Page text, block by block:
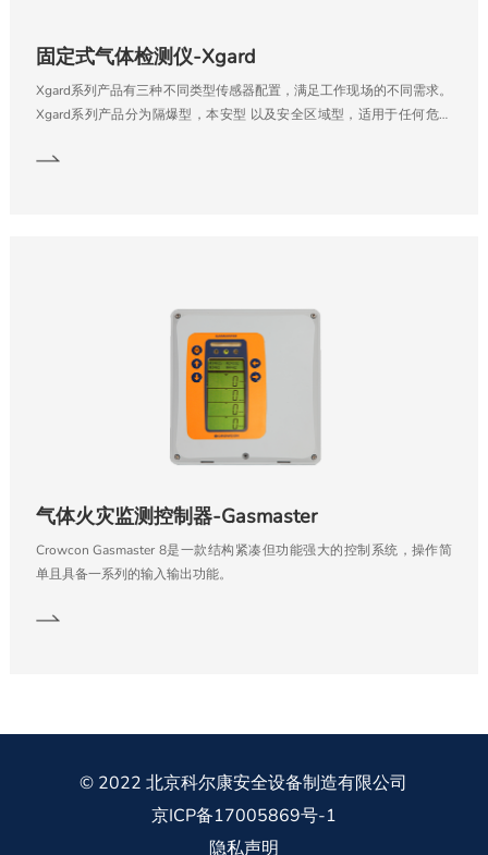
固定式气体检测仪-Xgard
Xgard系列产品有三种不同类型传感器配置，满足工作现场的不同需求。
Xgard系列产品分为隔爆型，本安型 以及安全区域型，适用于任何危险
气体火灾监测控制器-Gasmaster
Crowcon Gasmaster 8是一款结构紧凑但功能强大的控制系统，操作简
单且具备一系列的输入输出功能。
© 2022 北京科尔康安全设备制造有限公司
京ICP备17005869号-1
隐私声明